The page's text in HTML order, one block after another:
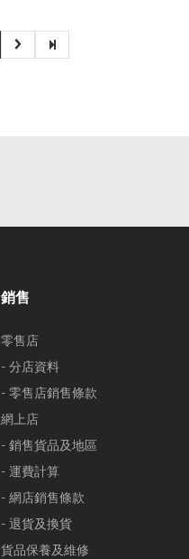
銷售
零售店
- 分店資料
- 零售店銷售條款
網上店
- 銷售貨品及地區
- 運費計算
- 網店銷售條款
- 退貨及換貨
貨品保養及維修